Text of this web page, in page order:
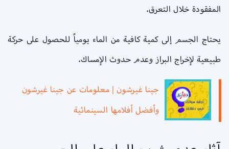
المفقودة خلال التعرق.
يحتاج الجسم إلى كمية كافية من الماء يومياً للحصول على حركة
طبيعية لإخراج البراز وعدم حدوث الإمساك.
جينا غيرشون | معلومات عن جينا غيرشون
وأفضل أفلامها السينمائية